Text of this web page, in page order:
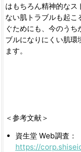
はもちろん精神的なス
ない肌トラブルも起
ぐためにも、今のう
ブルになりにくい肌
ます。
＜参考文献＞
資生堂 Web調査：
https://